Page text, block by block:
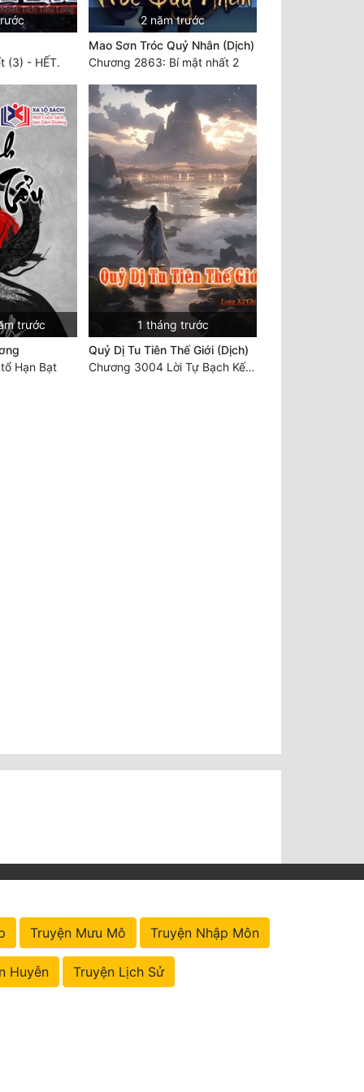
(3) - HẾT.
2 năm trước
Mao Sơn Tróc Quỷ Nhân (Dịch)
Chương 2863: Bí mật nhất 2
trước
Hạn Bạt
1 tháng trước
Quỷ Dị Tu Tiên Thế Giới (Dịch)
Chương 3004 Lời Tự Bạch Kết Thúc
Truyện Mưu Mô Truyện Nhập Môn
Huyễn Truyện Lịch Sử